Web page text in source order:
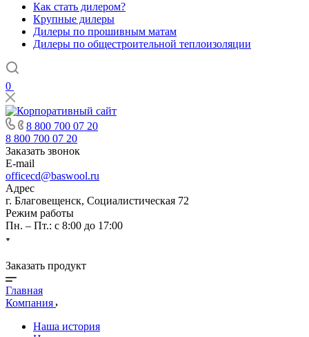
Как стать дилером?
Крупные дилеры
Дилеры по прошивным матам
Дилеры по общестроительной теплоизоляции
0
8 800 700 07 20
8 800 700 07 20
Заказать звонок
E-mail
officecd@baswool.ru
Адрес
г. Благовещенск, Социалистическая 72
Режим работы
Пн. – Пт.: с 8:00 до 17:00
Заказать продукт
Главная
Компания
Наша история